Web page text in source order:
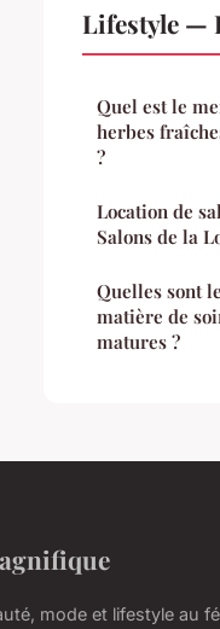
Lifestyle —
Quel est le
herbes
?
Location de
Salons de la
Quelles sont
matière de
matures ?
mode et lifestyle au